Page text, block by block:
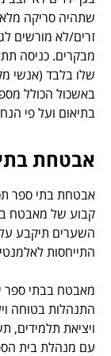
שתהיה סריקה
זרים/לא מורשים
מבקרים. כניסה
שלו בלבד (אנשי
באשכול הכולל
בתיאום ועל פי
אבטחת
אבטחת בתי ספר
קבוע של מאבטח
השערים תיקבע על
התייחסות
מאבטח בבתי ספר
התנהלות בטוחה
ויציאת תלמידים,
עם מנהלת בית